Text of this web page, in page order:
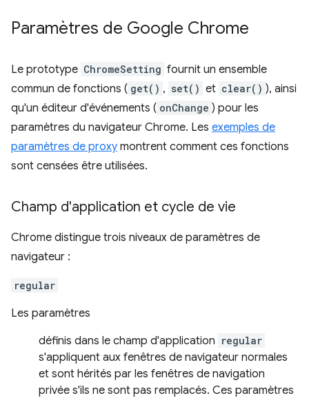
Paramètres de Google Chrome
Le prototype ChromeSetting fournit un ensemble
commun de fonctions ( get() , set() et clear() ), ainsi
qu'un éditeur d'événements ( onChange ) pour les
paramètres du navigateur Chrome. Les exemples de
paramètres de proxy montrent comment ces fonctions
sont censées être utilisées.
Champ d'application et cycle de vie
Chrome distingue trois niveaux de paramètres de
navigateur :
regular
Les paramètres
définis dans le champ d'application regular
s'appliquent aux fenêtres de navigateur normales
et sont hérités par les fenêtres de navigation
privée s'ils ne sont pas remplacés. Ces paramètres